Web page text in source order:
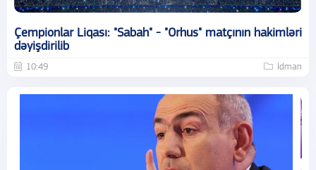
Çempionlar Liqası: "Sabah" - "Orhus" matçının hakimləri
dəyişdirilib
10:49 İdman